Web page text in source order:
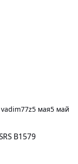
vadim77z5 мая5 май
B1579